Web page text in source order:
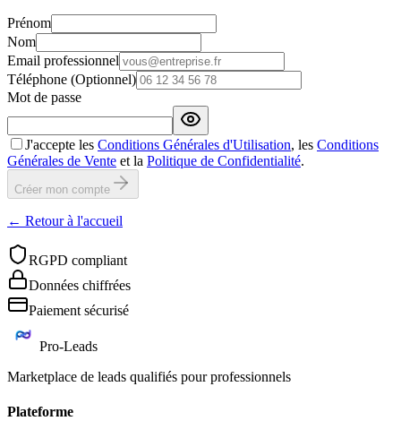
Prénom
Nom
Email professionnel
Téléphone (Optionnel)
Mot de passe
J'accepte les Conditions Générales d'Utilisation, les Conditions
Générales de Vente et la Politique de Confidentialité.
Créer mon compte
← Retour à l'accueil
RGPD compliant
Données chiffrées
Paiement sécurisé
Pro-Leads
Marketplace de leads qualifiés pour professionnels
Plateforme